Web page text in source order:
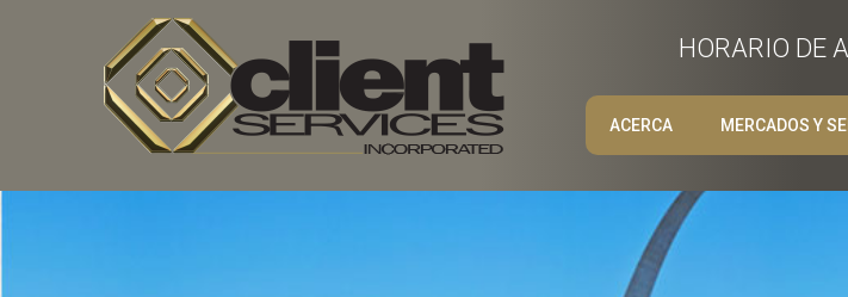
HORARIO DE
ACERCA MERCADOS Y